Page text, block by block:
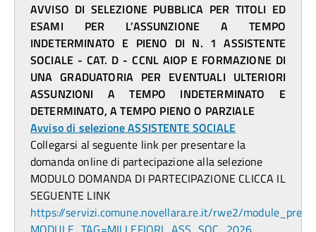
AVVISO DI SELEZIONE PUBBLICA PER TITOLI ED
ESAMI PER L’ASSUNZIONE A TEMPO
INDETERMINATO E PIENO DI N. 1 ASSISTENTE
SOCIALE - CAT. D - CCNL AIOP E FORMAZIONE DI
UNA GRADUATORIA PER EVENTUALI ULTERIORI
ASSUNZIONI A TEMPO INDETERMINATO E
DETERMINATO, A TEMPO PIENO O PARZIALE
Avviso di selezione ASSISTENTE SOCIALE
Collegarsi al seguente link per presentare la
domanda online di partecipazione alla selezione
MODULO DOMANDA DI PARTECIPAZIONE CLICCA IL
SEGUENTE LINK
https://servizi.comune.novellara.re.it/rwe2/